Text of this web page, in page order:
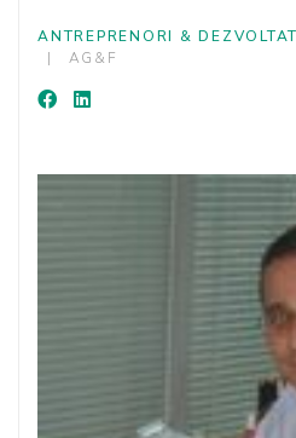
ANTREPRENORI &
AG&F